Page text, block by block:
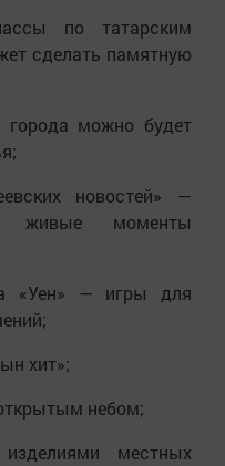
по татарским
сделать памятную
можно будет
новостей» —
живые моменты
«Уен» — игры для
хит»;
небом;
местных